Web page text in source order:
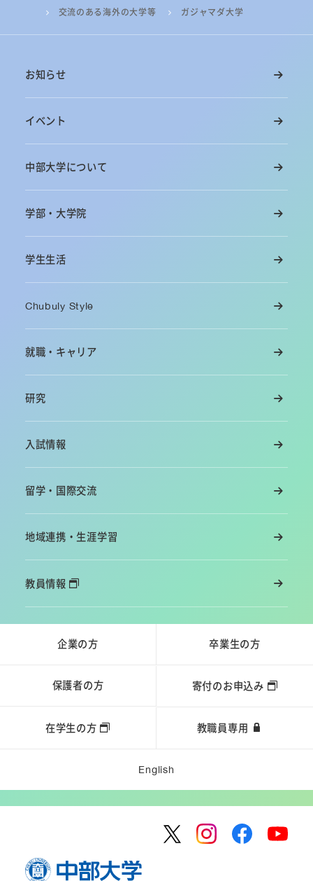
交流のある海外の大学等
ガジャマダ大学
お知らせ
イベント
中部大学について
学部・大学院
学生生活
Chubuly Style
就職・キャリア
研究
入試情報
留学・国際交流
地域連携・生涯学習
教員情報
企業の方 卒業生の方
保護者の方 寄付のお申込み
在学生の方 教職員専用
English